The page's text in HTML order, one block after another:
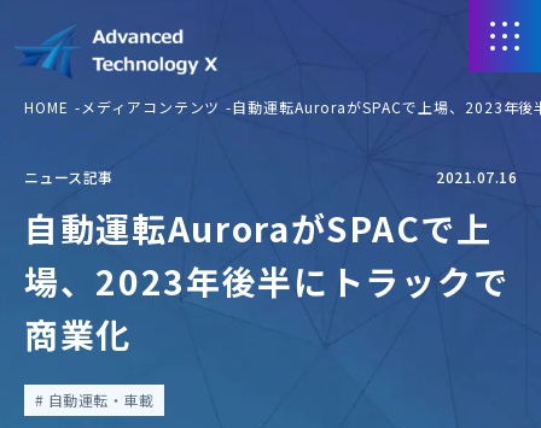
HOME メディアコンテンツ 自動運転AuroraがSPACで上場、2023年後
ニュース記事 2021.07.16
自動運転AuroraがSPACで上
場、2023年後半にトラックで
商業化
自動運転・車載